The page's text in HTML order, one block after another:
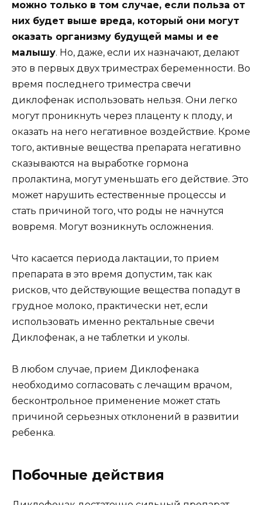
можно только в том случае, если польза от
них будет выше вреда, который они могут
оказать организму будущей мамы и ее
малышу. Но, даже, если их назначают, делают
это в первых двух триместрах беременности. Во
время последнего триместра свечи
диклофенак использовать нельзя. Они легко
могут проникнуть через плаценту к плоду, и
оказать на него негативное воздействие. Кроме
того, активные вещества препарата негативно
сказываются на выработке гормона
пролактина, могут уменьшать его действие. Это
может нарушить естественные процессы и
стать причиной того, что роды не начнутся
вовремя. Могут возникнуть осложнения.
Что касается периода лактации, то прием
препарата в это время допустим, так как
рисков, что действующие вещества попадут в
грудное молоко, практически нет, если
использовать именно ректальные свечи
Диклофенак, а не таблетки и уколы.
В любом случае, прием Диклофенака
необходимо согласовать с лечащим врачом,
бесконтрольное применение может стать
причиной серьезных отклонений в развитии
ребенка.
Побочные действия